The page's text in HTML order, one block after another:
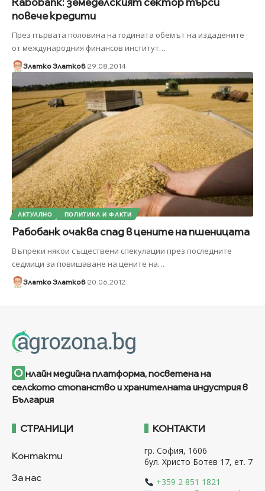
повече кредити
През първата половина на годината обемът на издадените
от международния финансов институт…
Златко Златков 29.08.2014
АКТУАЛНО ПОЛИТИКА И ФАКТИ
Рабобанк очаква спад в цените на пшеницата
Въпреки някои съществени спекулации през последните
седмици за повишаване на цените на…
Златко Златков 20.06.2012
О нлайн медийна платформа, посветена на
селското стопанство и хранителната индустрия в
България
СТРАНИЦИ
Контакти
За нас
КОНТАКТИ
гр. София, 1606
бул. Христо Ботев 17, ет. 7
+359 2 851 1821